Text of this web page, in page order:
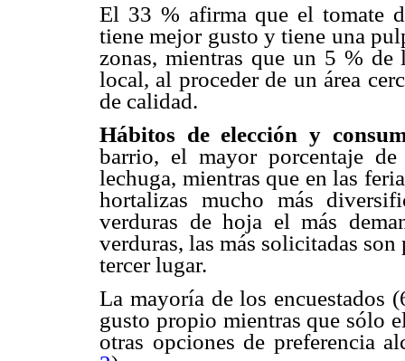
El 33 % afirma que el tomate
tiene mejor gusto y tiene una
zonas, mientras que un 5 % de
local, al proceder de un área
de calidad.
Hábitos de elección y
barrio, el mayor porcentaje
lechuga, mientras que en las
hortalizas mucho más
verduras de hoja el más
verduras, las más solicitadas
tercer lugar.
La mayoría de los encuestados
gusto propio mientras que sólo
otras opciones de preferencia